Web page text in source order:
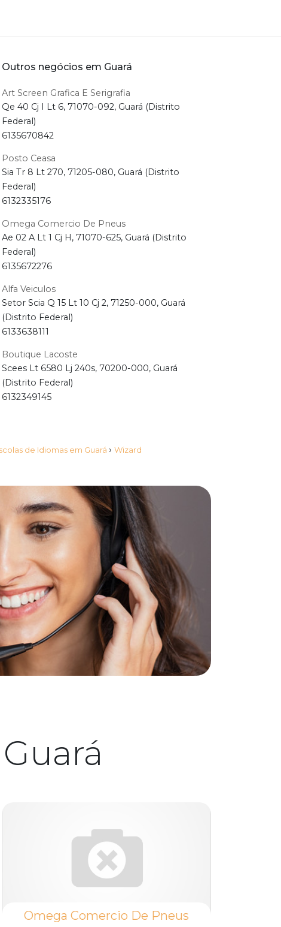
Outros negócios em Guará
Art Screen Grafica E Serigrafia
Qe 40 Cj I Lt 6, 71070-092, Guará (Distrito
Federal)
6135670842
Posto Ceasa
Sia Tr 8 Lt 270, 71205-080, Guará (Distrito
Federal)
6132335176
Omega Comercio De Pneus
Ae 02 A Lt 1 Cj H, 71070-625, Guará (Distrito
Federal)
6135672276
Alfa Veiculos
Setor Scia Q 15 Lt 10 Cj 2, 71250-000, Guará
(Distrito Federal)
6133638111
Boutique Lacoste
Scees Lt 6580 Lj 240s, 70200-000, Guará
(Distrito Federal)
6132349145
de Idiomas em Guará › Wizard
Omega Comercio De Pneus